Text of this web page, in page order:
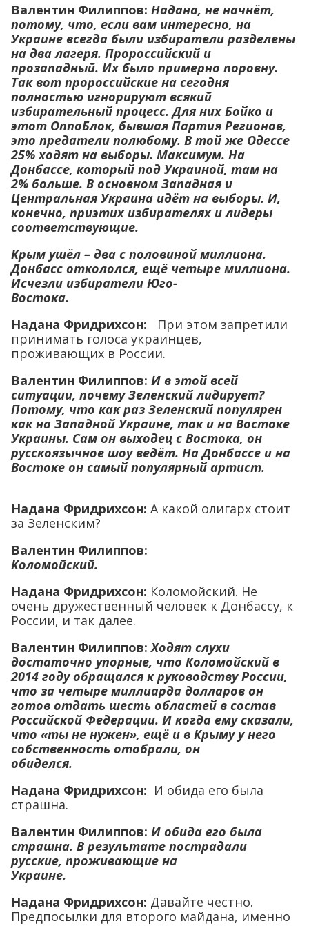
Валентин Филиппов: Надана, не начнёт,
потому, что, если вам интересно, на
Украине всегда были избиратели разделены
на два лагеря. Пророссийский и
прозападный. Их было примерно поровну.
Так вот пророссийские на сегодня
полностью игнорируют всякий
избирательный процесс. Для них Бойко и
этот ОппоБлок, бывшая Партия Регионов,
это предатели полюбому. В той же Одессе
25% ходят на выборы. Максимум. На
Донбассе, который под Украиной, там на
2% больше. В основном Западная и
Центральная Украина идёт на выборы. И,
конечно, приэтих избирателях и лидеры
соответствующие.
Крым ушёл – два с половиной миллиона.
Донбасс откололся, ещё четыре миллиона.
Исчезли избиратели Юго-
Востока.
Надана Фридрихсон: При этом запретили
принимать голоса украинцев,
проживающих в России.
Валентин Филиппов: И в этой всей
ситуации, почему Зеленский лидирует?
Потому, что как раз Зеленский популярен
как на Западной Украине, так и на Востоке
Украины. Сам он выходец с Востока, он
русскоязычное шоу ведёт. На Донбассе и на
Востоке он самый популярный артист.
Надана Фридрихсон: А какой олигарх стоит
за Зеленским?
Валентин Филиппов:
Коломойский.
Надана Фридрихсон: Коломойский. Не
очень дружественный человек к Донбассу, к
России, и так далее.
Валентин Филиппов: Ходят слухи
достаточно упорные, что Коломойский в
2014 году обращался к руководству России,
что за четыре миллиарда долларов он
готов отдать шесть областей в состав
Российской Федерации. И когда ему сказали,
что «ты не нужен», ещё и в Крыму у него
собственность отобрали, он
обиделся.
Надана Фридрихсон: И обида его была
страшна.
Валентин Филиппов: И обида его была
страшна. В результате пострадали
русские, проживающие на
Украине.
Надана Фридрихсон: Давайте честно.
Предпосылки для второго майдана, именно